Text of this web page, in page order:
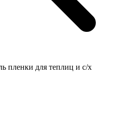
пленки для теплиц и с/х